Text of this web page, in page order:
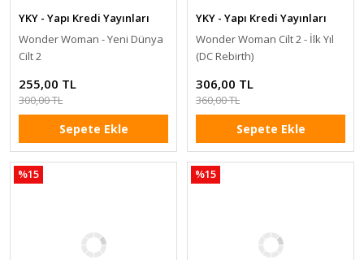
YKY - Yapı Kredi Yayınları
Wonder Woman - Yeni Dünya
Cilt 2
255,00 TL
300,00 TL
Sepete Ekle
YKY - Yapı Kredi Yayınları
Wonder Woman Cilt 2 - İlk Yıl
(DC Rebirth)
306,00 TL
360,00 TL
Sepete Ekle
%15 %15